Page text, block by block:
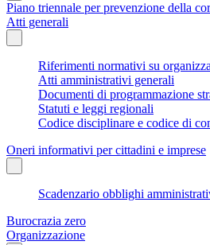
Piano triennale per prevenzione della
Atti generali
Riferimenti normativi su
Atti amministrativi generali
Documenti di programmazione
Statuti e leggi regionali
Codice disciplinare e codice di
Oneri informativi per cittadini e imprese
Scadenzario obblighi
Burocrazia zero
Organizzazione